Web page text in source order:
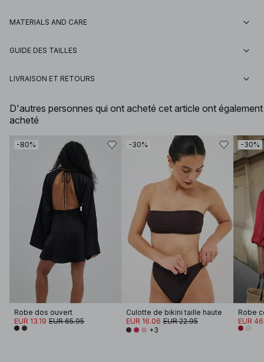
MATERIALS AND CARE
GUIDE DES TAILLES
LIVRAISON ET RETOURS
D'autres personnes qui ont acheté cet article ont également
acheté
-80%
Robe dos ouvert
EUR 13.19 EUR 65.95
-30%
Culotte de bikini taille haute
EUR 16.06 EUR 22.95
+3
-30%
EUR